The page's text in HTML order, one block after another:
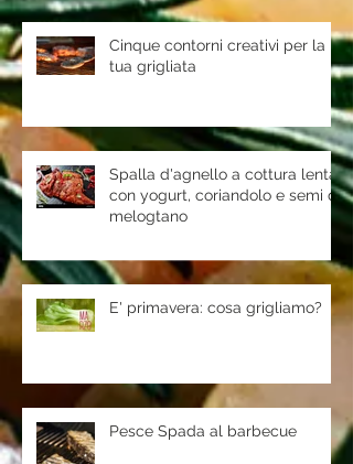
Cinque contorni creativi per la
tua grigliata
Spalla d'agnello a cottura lenta
con yogurt, coriandolo e semi di
melogtano
E' primavera: cosa grigliamo?
Pesce Spada al barbecue